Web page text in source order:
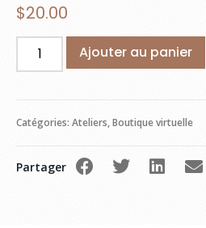
$20.00
Ajouter au panier
Catégories: Ateliers,Boutique virtuelle
Partager